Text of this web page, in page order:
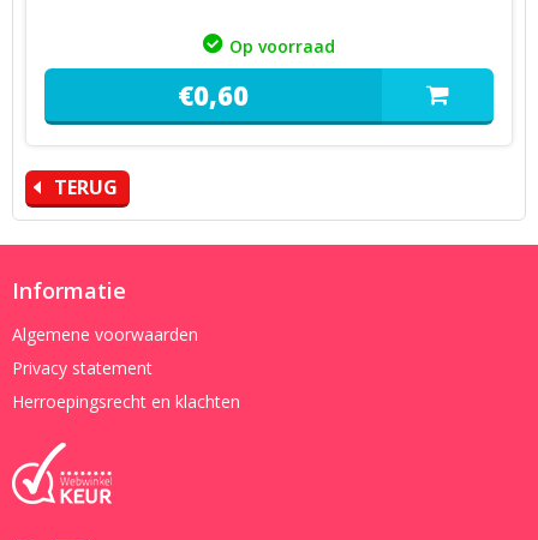
Op voorraad
€0,60
TERUG
Informatie
Algemene voorwaarden
Privacy statement
Herroepingsrecht en klachten